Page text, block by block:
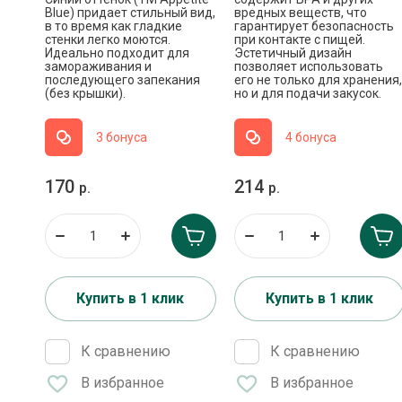
Blue) придает стильный вид,
в то время как гладкие
стенки легко моются.
Идеально подходит для
замораживания и
последующего запекания
(без крышки).
3 бонуса
170 р.
Купить в 1 клик
К сравнению
В избранное
вредных веществ, что
гарантирует безопасность
при контакте с пищей.
Эстетичный дизайн
позволяет использовать
его не только для хранения,
но и для подачи закусок.
4 бонуса
214 р.
Купить в 1 клик
К сравнению
В избранное